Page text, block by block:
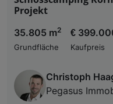
Projekt
35.805 m2
Grundfläche
€
Kaufpreis
Christoph
Pegasus